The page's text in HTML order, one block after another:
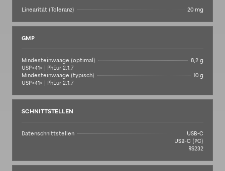
Linearität (Toleranz) 20 mg
GMP
Mindesteinwaage (optimal)
USP<41> | PhEur 2.1.7
8,2 g
Mindesteinwaage (typisch)
USP<41> | PhEur 2.1.7
10 g
SCHNITTSTELLEN
Datenschnittstellen
USB-C
USB-C (PC)
RS232